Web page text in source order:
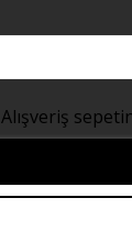
Alışveriş